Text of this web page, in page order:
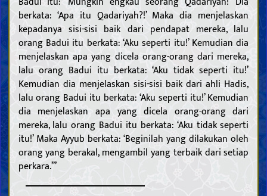
berkata: ‘Apa itu Qadariyah?!’ Maka dia menjelaskan
kepadanya sisi-sisi baik dari pendapat mereka, lalu
orang Badui itu berkata: ‘Aku seperti itu!’ Kemudian dia
menjelaskan apa yang dicela orang-orang dari mereka,
lalu orang Badui itu berkata: ‘Aku tidak seperti itu!’
Kemudian dia menjelaskan sisi-sisi baik dari ahli Hadis,
lalu orang Badui itu berkata: ‘Aku seperti itu!’ Kemudian
dia menjelaskan apa yang dicela orang-orang dari
mereka, lalu orang Badui itu berkata: ‘Aku tidak seperti
itu!’ Maka Ayyub berkata: ‘Beginilah yang dilakukan oleh
orang yang berakal, mengambil yang terbaik dari setiap
perkara.’”